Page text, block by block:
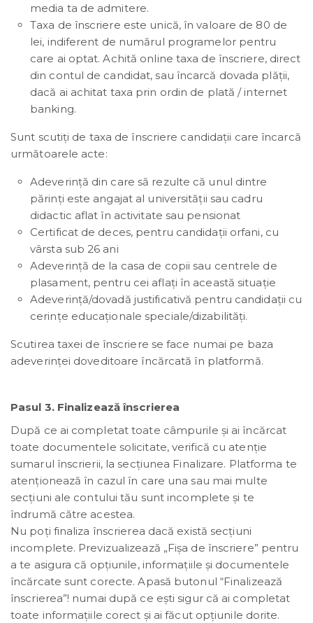
media ta de admitere.
Taxa de înscriere este unică, în valoare de 80 de
lei, indiferent de numărul programelor pentru
care ai optat. Achită online taxa de înscriere, direct
din contul de candidat, sau încarcă dovada plății,
dacă ai achitat taxa prin ordin de plată / internet
banking.
Sunt scutiţi de taxa de înscriere candidaţii care încarcă
următoarele acte:
Adeverinţă din care să rezulte că unul dintre
părinţi este angajat al universităţii sau cadru
didactic aflat în activitate sau pensionat
Certificat de deces, pentru candidaţii orfani, cu
vârsta sub 26 ani
Adeverinţă de la casa de copii sau centrele de
plasament, pentru cei aflaţi în această situaţie
Adeverință/dovadă justificativă pentru candidații cu
cerințe educaționale speciale/dizabilități.
Scutirea taxei de înscriere se face numai pe baza
adeverinţei doveditoare încărcată în platformă.
Pasul 3. Finalizează înscrierea
După ce ai completat toate câmpurile și ai încărcat
toate documentele solicitate, verifică cu atenție
sumarul înscrierii, la secțiunea Finalizare. Platforma te
atenționează în cazul în care una sau mai multe
secțiuni ale contului tău sunt incomplete și te
îndrumă către acestea.
Nu poți finaliza înscrierea dacă există secțiuni
incomplete. Previzualizează „Fișa de înscriere” pentru
a te asigura că opțiunile, informațiile și documentele
încărcate sunt corecte. Apasă butonul “Finalizează
înscrierea”! numai după ce ești sigur că ai completat
toate informațiile corect și ai făcut opțiunile dorite.